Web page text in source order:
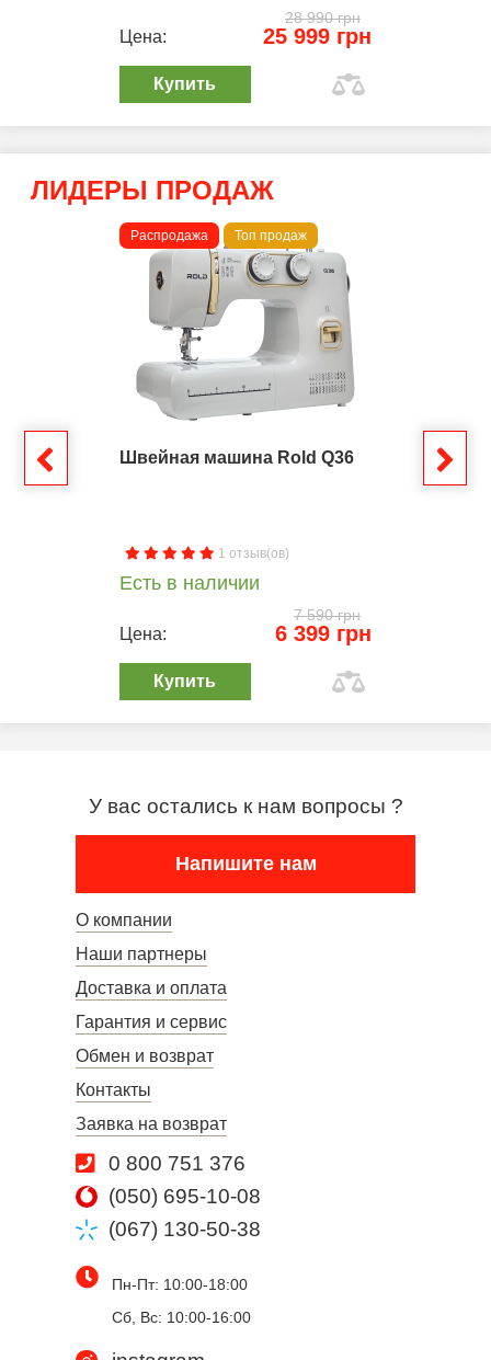
28 990 грн
Цена: 25 999 грн
Купить
ЛИДЕРЫ ПРОДАЖ
Распродажа Топ продаж
Швейная машина Rold Q36
1 отзыв(ов)
Есть в наличии
7 590 грн
Цена: 6 399 грн
Купить
У вас остались к нам вопросы ?
Напишите нам
О компании
Наши партнеры
Доставка и оплата
Гарантия и сервис
Обмен и возврат
Контакты
Заявка на возврат
0 800 751 376
(050) 695-10-08
(067) 130-50-38
Пн-Пт: 10:00-18:00
Сб, Вс: 10:00-16:00